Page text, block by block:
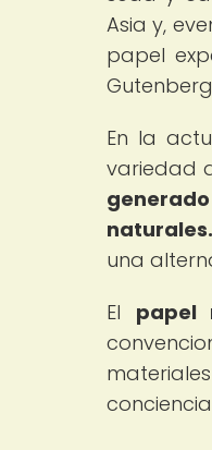
Asia y,
papel
En la
variedad
naturales.
una
El papel